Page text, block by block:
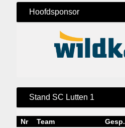
Hoofdsponsor
Stand SC Lutten 1
Nr Team Gesp.